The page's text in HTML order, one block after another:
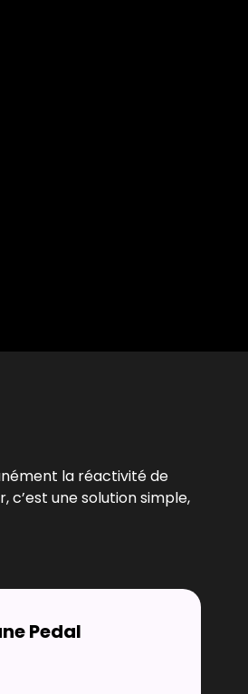
la réactivité de
c’est une solution simple,
Pedal